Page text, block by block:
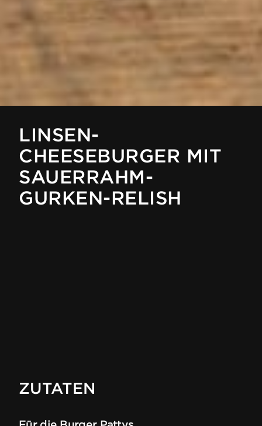
LINSEN-
CHEESEBURGER MIT
SAUERRAHM-
GURKEN-RELISH
ZUTATEN